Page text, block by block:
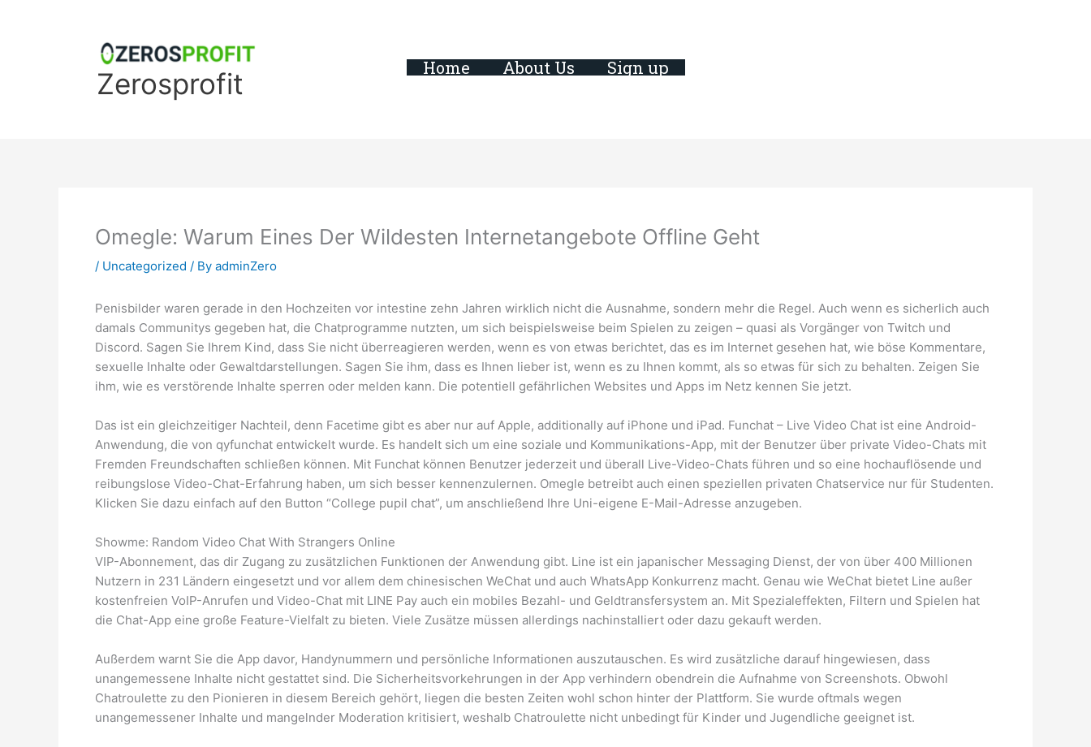
Zerosprofit Home About Us Sign up
Omegle: Warum Eines Der Wildesten Internetangebote Offline Geht
/ Uncategorized / By adminZero
Penisbilder waren gerade in den Hochzeiten vor intestine zehn Jahren wirklich nicht die Ausnahme, sondern mehr die Regel. Auch wenn es sicherlich auch
damals Communitys gegeben hat, die Chatprogramme nutzten, um sich beispielsweise beim Spielen zu zeigen – quasi als Vorgänger von Twitch und
Discord. Sagen Sie Ihrem Kind, dass Sie nicht überreagieren werden, wenn es von etwas berichtet, das es im Internet gesehen hat, wie böse Kommentare,
sexuelle Inhalte oder Gewaltdarstellungen. Sagen Sie ihm, dass es Ihnen lieber ist, wenn es zu Ihnen kommt, als so etwas für sich zu behalten. Zeigen Sie
ihm, wie es verstörende Inhalte sperren oder melden kann. Die potentiell gefährlichen Websites und Apps im Netz kennen Sie jetzt.
Das ist ein gleichzeitiger Nachteil, denn Facetime gibt es aber nur auf Apple, additionally auf iPhone und iPad. Funchat – Live Video Chat ist eine Android-
Anwendung, die von qyfunchat entwickelt wurde. Es handelt sich um eine soziale und Kommunikations-App, mit der Benutzer über private Video-Chats mit
Fremden Freundschaften schließen können. Mit Funchat können Benutzer jederzeit und überall Live-Video-Chats führen und so eine hochauflösende und
reibungslose Video-Chat-Erfahrung haben, um sich besser kennenzulernen. Omegle betreibt auch einen speziellen privaten Chatservice nur für Studenten.
Klicken Sie dazu einfach auf den Button “College pupil chat”, um anschließend Ihre Uni-eigene E-Mail-Adresse anzugeben.
Showme: Random Video Chat With Strangers Online
VIP-Abonnement, das dir Zugang zu zusätzlichen Funktionen der Anwendung gibt. Line ist ein japanischer Messaging Dienst, der von über 400 Millionen
Nutzern in 231 Ländern eingesetzt und vor allem dem chinesischen WeChat und auch WhatsApp Konkurrenz macht. Genau wie WeChat bietet Line außer
kostenfreien VoIP-Anrufen und Video-Chat mit LINE Pay auch ein mobiles Bezahl- und Geldtransfersystem an. Mit Spezialeffekten, Filtern und Spielen hat
die Chat-App eine große Feature-Vielfalt zu bieten. Viele Zusätze müssen allerdings nachinstalliert oder dazu gekauft werden.
Außerdem warnt Sie die App davor, Handynummern und persönliche Informationen auszutauschen. Es wird zusätzliche darauf hingewiesen, dass
unangemessene Inhalte nicht gestattet sind. Die Sicherheitsvorkehrungen in der App verhindern obendrein die Aufnahme von Screenshots. Obwohl
Chatroulette zu den Pionieren in diesem Bereich gehört, liegen die besten Zeiten wohl schon hinter der Plattform. Sie wurde oftmals wegen
unangemessener Inhalte und mangelnder Moderation kritisiert, weshalb Chatroulette nicht unbedingt für Kinder und Jugendliche geeignet ist.